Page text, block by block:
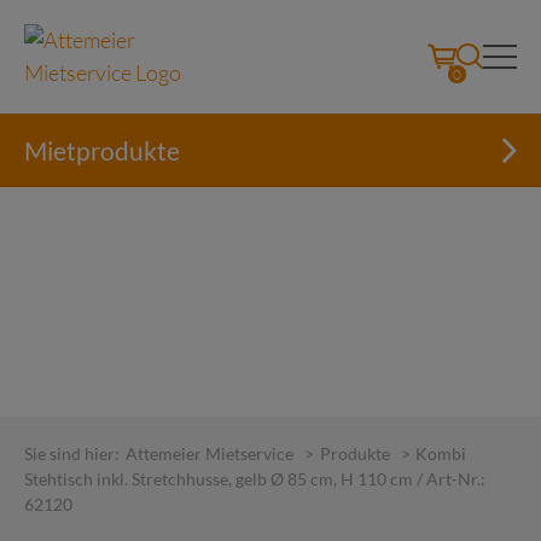
0
Mietprodukte
content
Sie sind hier: Attemeier Mietservice > Produkte > Kombi
Stehtisch inkl. Stretchhusse, gelb Ø 85 cm, H 110 cm / Art-Nr.:
62120